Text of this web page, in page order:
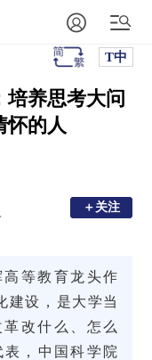
T中
养思考大问
怀的人
智库” ＋关注
＋关注
等教育龙头作
建设，是大学当
改什么、怎么
，中国科学院